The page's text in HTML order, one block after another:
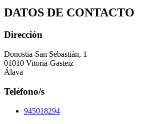
DATOS DE CONTACTO
Dirección
Donostia-San Sebastián, 1
01010 Vitoria-Gasteiz
Álava
Teléfono/s
945018294